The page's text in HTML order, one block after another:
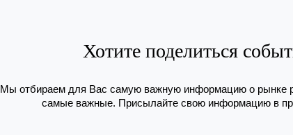
Хотите поделиться
Мы отбираем для Вас самую важную информацию о рынке
самые важные. Присылайте свою информацию в